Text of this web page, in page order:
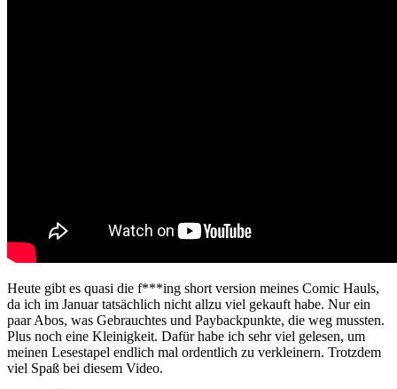
Heute gibt es quasi die f***ing short version meines Comic Hauls,
da ich im Januar tatsächlich nicht allzu viel gekauft habe. Nur ein
paar Abos, was Gebrauchtes und Paybackpunkte, die weg mussten.
Plus noch eine Kleinigkeit. Dafür habe ich sehr viel gelesen, um
meinen Lesestapel endlich mal ordentlich zu verkleinern. Trotzdem
viel Spaß bei diesem Video.